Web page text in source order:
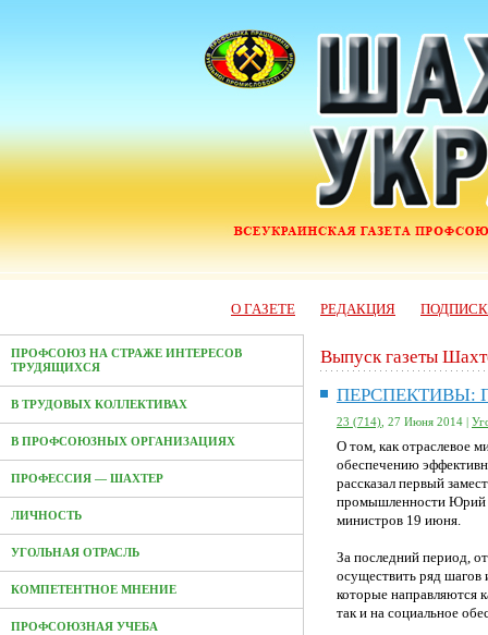
О ГАЗЕТЕ РЕДАКЦИЯ
ПРОФСОЮЗ НА СТРАЖЕ ИНТЕРЕСОВ
ТРУДЯЩИХСЯ
В ТРУДОВЫХ КОЛЛЕКТИВАХ
В ПРОФСОЮЗНЫХ ОРГАНИЗАЦИЯХ
ПРОФЕССИЯ — ШАХТЕР
ЛИЧНОСТЬ
УГОЛЬНАЯ ОТРАСЛЬ
КОМПЕТЕНТНОЕ МНЕНИЕ
ПРОФСОЮЗНАЯ УЧЕБА
Выпуск газеты
ПЕРСПЕКТИВЫ:
23 (714), 27 Июня 2014 |
О том, как отраслевое
обеспечению
рассказал первый
промышленности Юрий
министров 19 июня.
За последний период,
осуществить ряд шагов
которые направляются
так и на социальное